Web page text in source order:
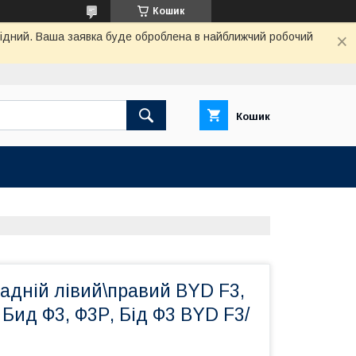
Кошик
Ваша заявка буде оброблена в найближчий робочий
Кошик
лівий\правий BYD F3,
Ф3, Ф3Р, Бід Ф3 BYD F3/